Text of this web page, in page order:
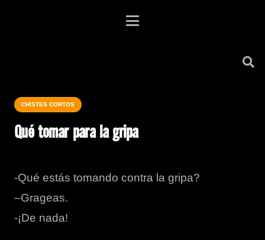
CHISTES CORTOS
Qué tomar para la gripa
-Qué estás tomando contra la gripa?
–Grageas.
-¡De nada!